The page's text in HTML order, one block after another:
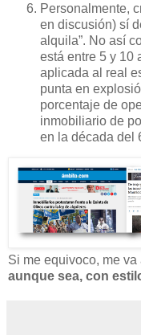
Personalmente,
en discusión) sí
alquila”. No así
está entre 5 y 10
aplicada al real
punta en
porcentaje de
inmobiliario de
en la década del
Si me equivoco, me
aunque sea, con